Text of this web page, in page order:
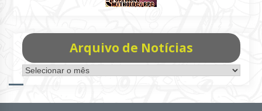
Arquivo de Notícias
Arquivo
de